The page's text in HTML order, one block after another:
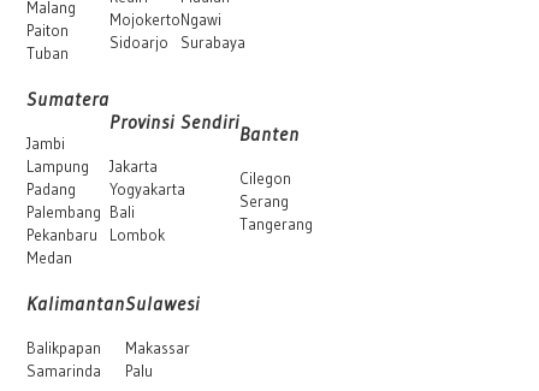
Malang
Paiton
Tuban
Mojokerto
Sidoarjo
Ngawi
Surabaya
Sumatera
Jambi
Lampung
Padang
Palembang
Pekanbaru
Medan
Provinsi Sendiri
Jakarta
Yogyakarta
Bali
Lombok
Banten
Cilegon
Serang
Tangerang
Kalimantan
Balikpapan
Samarinda
Sulawesi
Makassar
Palu